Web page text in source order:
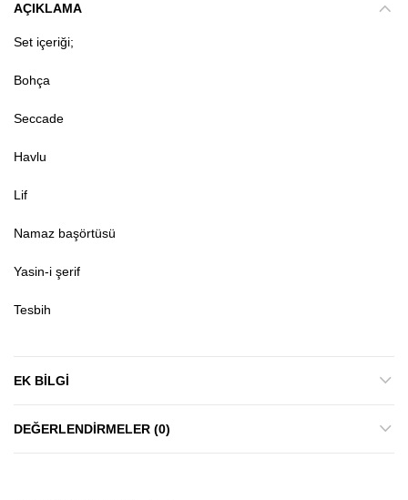
AÇIKLAMA
Set içeriği;
Bohça
Seccade
Havlu
Lif
Namaz başörtüsü
Yasin-i şerif
Tesbih
EK BILGI
DEĞERLENDIRMELER (0)